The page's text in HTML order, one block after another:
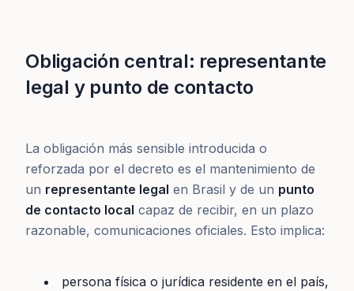
Obligación central: representante
legal y punto de contacto
La obligación más sensible introducida o
reforzada por el decreto es el mantenimiento de
un representante legal en Brasil y de un punto
de contacto local capaz de recibir, en un plazo
razonable, comunicaciones oficiales. Esto implica:
persona física o jurídica residente en el país,